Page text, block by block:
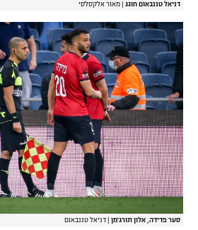
דניאל טננבאום חוגג מאור אלקסלסי
סער פדידה, אלון תורג'מן דניאל טננבאום